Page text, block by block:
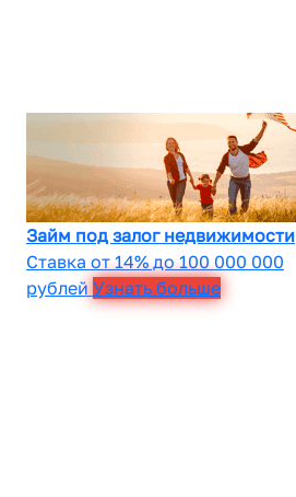
Займ под залог недвижимости
Ставка от 14% до 100 000 000
рублей Узнать больше